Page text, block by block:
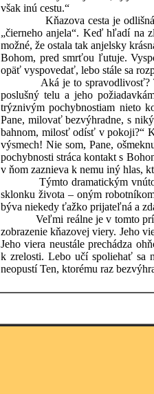
však inú cestu.“
Kňazova cesta je odlišná od
„čierneho anjela“. Keď hľadí na
možné, že ostala tak anjelsky
Bohom, pred smrťou ľutuje.
opäť vyspovedať, lebo stále sa
Aká je to spravodlivosť?
poslušný telu a jeho
trýznivým pochybnostiam nieto
Pane, milovať bezvýhradne, s
bahnom, milosť odísť v pokoji?“
výsmech! Nie som, Pane,
pochybnosti stráca kontakt s
v ňom zaznieva k nemu iný hlas,
Týmto dramatickým
sklonku života – oným
býva niekedy ťažko prijateľná a
Veľmi reálne je v tomto
zobrazenie kňazovej viery. Jeho
Jeho viera neustále prechádza
k zrelosti. Lebo učí spoliehať sa
neopustí Ten, ktorému raz